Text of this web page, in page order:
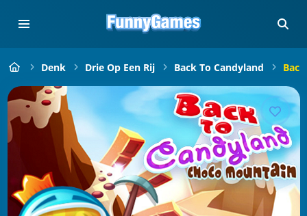
Denk Drie Op Een Rij Back To Candyland